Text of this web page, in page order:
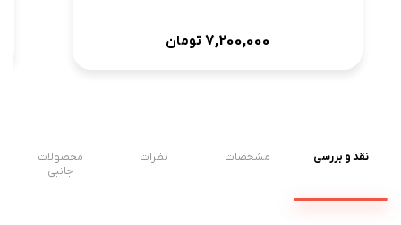
7,200,000 تومان
نقد و بررسی مشخصات نظرات
محصولات
جانبی